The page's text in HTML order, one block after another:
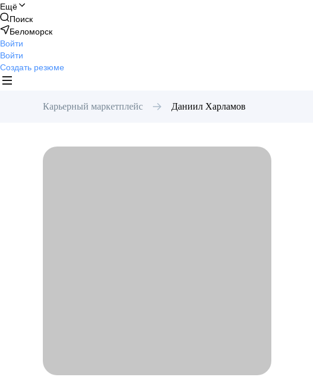
Ещё
Поиск
Беломорск
Войти
Войти
Создать резюме
Карьерный маркетплейс Даниил Харламов